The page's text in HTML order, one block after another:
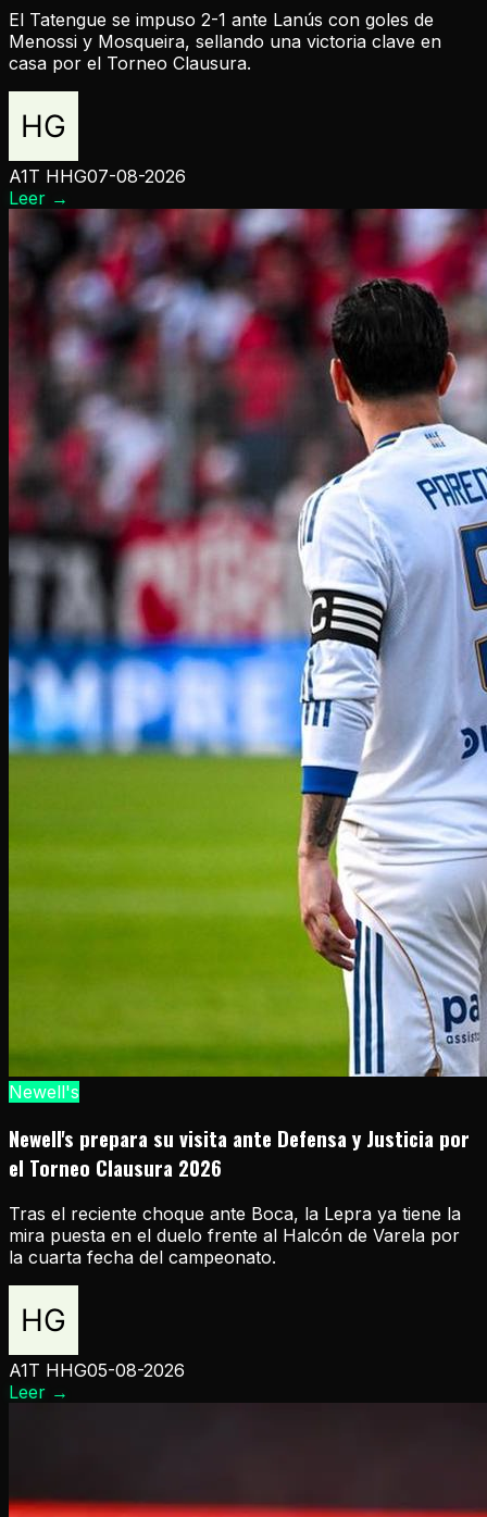
El Tatengue se impuso 2-1 ante Lanús con goles de
Menossi y Mosqueira, sellando una victoria clave en
casa por el Torneo Clausura.
A1T HHG07-08-2026
Leer →
Newell's
Newell's prepara su visita ante Defensa y Justicia por
el Torneo Clausura 2026
Tras el reciente choque ante Boca, la Lepra ya tiene la
mira puesta en el duelo frente al Halcón de Varela por
la cuarta fecha del campeonato.
A1T HHG05-08-2026
Leer →